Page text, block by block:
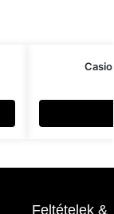
Feltételek &